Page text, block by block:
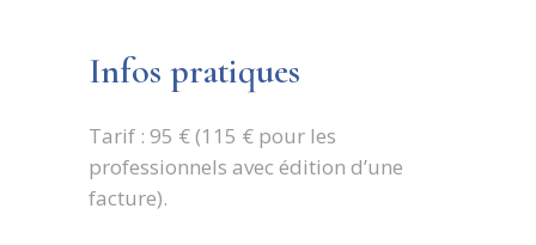
Infos pratiques
Tarif : 95 € (115 € pour les
professionnels avec édition d’une
facture).